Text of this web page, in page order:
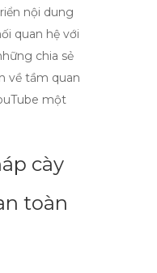
nội dung
quan hệ với
chia sẻ
về tầm quan
một
cày
toàn